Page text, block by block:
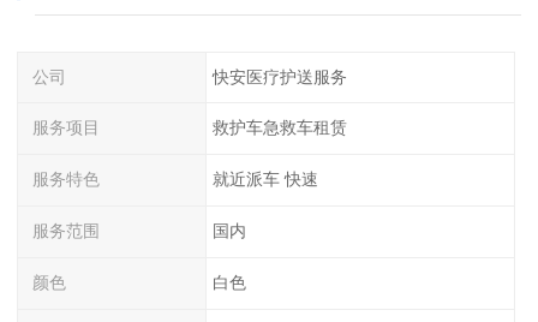
公司 快安医疗护送服务
服务项目 救护车急救车租赁
服务特色 就近派车 快速
服务范围 国内
颜色 白色